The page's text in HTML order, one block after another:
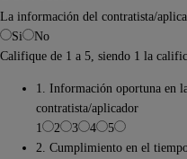
La información del contratista/
Si
No
Califique de 1 a 5, siendo 1 la
1. Información oportuna en
contratista/aplicador
1
2 3 4
5
2. Cumplimiento en el